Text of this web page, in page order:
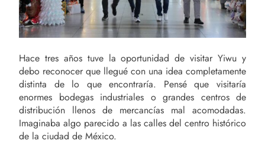
Hace tres años tuve la oportunidad de visitar Yiwu y
debo reconocer que llegué con una idea completamente
distinta de lo que encontraría. Pensé que visitaría
enormes bodegas industriales o grandes centros de
distribución llenos de mercancías mal acomodadas.
Imaginaba algo parecido a las calles del centro histórico
de la ciudad de México.